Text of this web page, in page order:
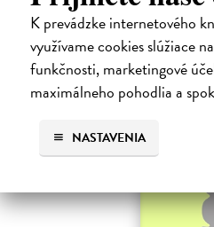
K prevádzke internetového
využívame cookies slúžiace
funkčnosti, marketingové
maximálneho pohodlia a
NASTAVENIA
pocitom vyčlenenia. Tam, kde rastie
život dievčatka, ktoré od svojej starej
Na sklade ?
15,21 €